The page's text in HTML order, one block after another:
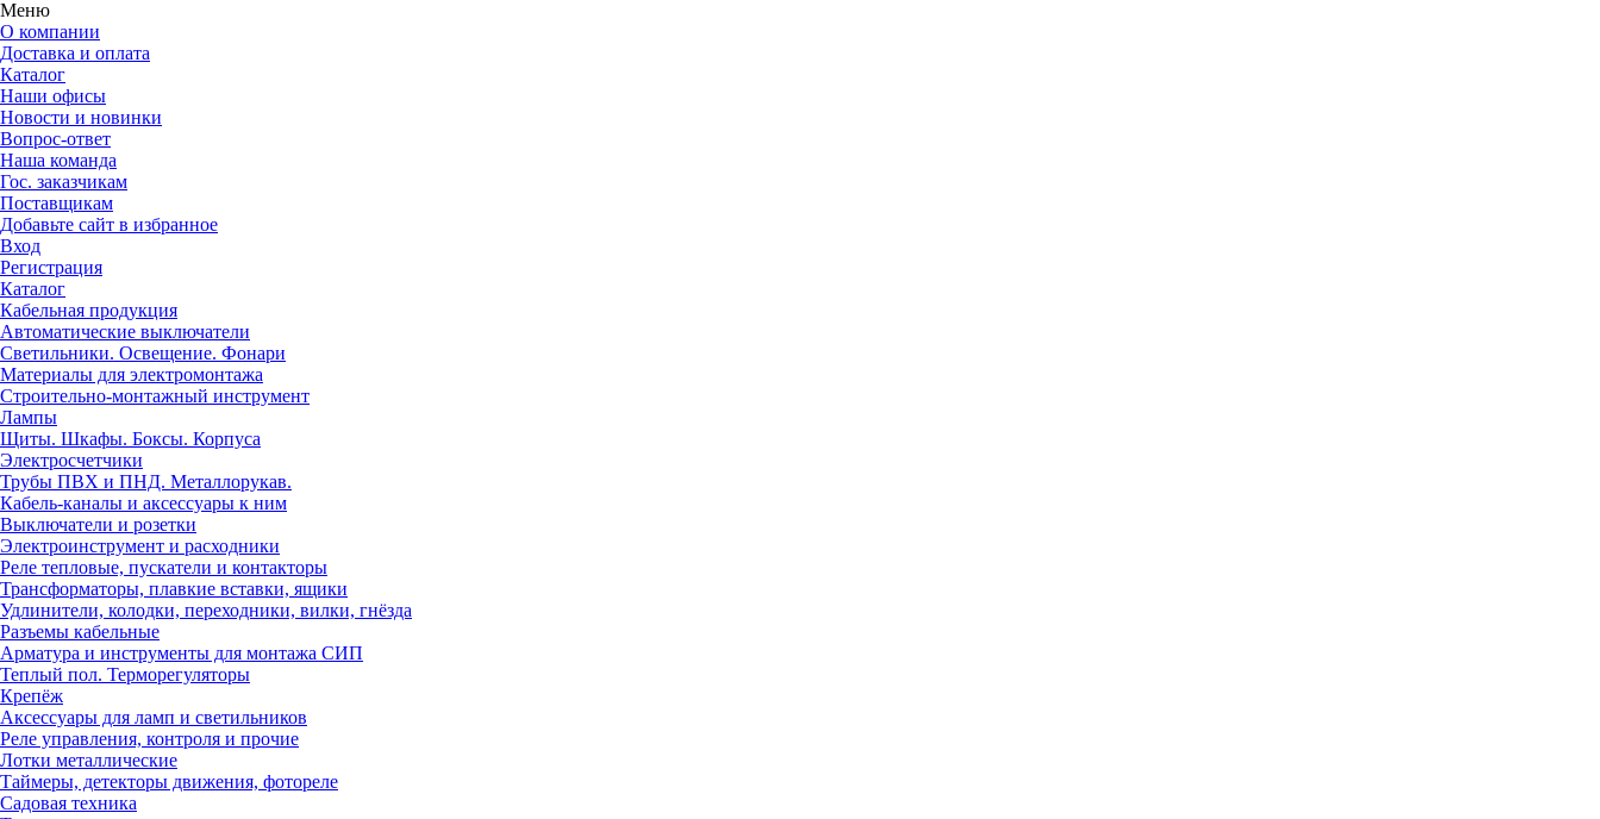
Меню
О компании
Доставка и оплата
Каталог
Наши офисы
Новости и новинки
Вопрос-ответ
Наша команда
Гос. заказчикам
Поставщикам
Добавьте сайт в избранное
Вход
Регистрация
Каталог
Кабельная продукция
Автоматические выключатели
Светильники. Освещение. Фонари
Материалы для электромонтажа
Строительно-монтажный инструмент
Лампы
Щиты. Шкафы. Боксы. Корпуса
Электросчетчики
Трубы ПВХ и ПНД. Металлорукав.
Кабель-каналы и аксессуары к ним
Выключатели и розетки
Электроинструмент и расходники
Реле тепловые, пускатели и контакторы
Трансформаторы, плавкие вставки, ящики
Удлинители, колодки, переходники, вилки, гнёзда
Разъемы кабельные
Арматура и инструменты для монтажа СИП
Теплый пол. Терморегуляторы
Крепёж
Аксессуары для ламп и светильников
Реле управления, контроля и прочие
Лотки металлические
Таймеры, детекторы движения, фотореле
Садовая техника